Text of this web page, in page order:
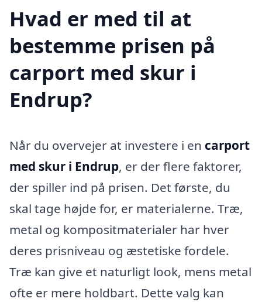
Hvad er med til at
bestemme prisen på
carport med skur i
Endrup?
Når du overvejer at investere i en carport
med skur i Endrup, er der flere faktorer,
der spiller ind på prisen. Det første, du
skal tage højde for, er materialerne. Træ,
metal og kompositmaterialer har hver
deres prisniveau og æstetiske fordele.
Træ kan give et naturligt look, mens metal
ofte er mere holdbart. Dette valg kan